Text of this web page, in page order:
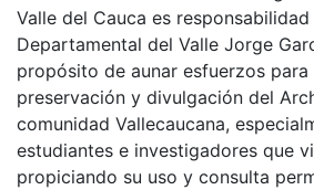
Valle del Cauca es
Departamental del Valle Jorge
propósito de aunar esfuerzos para
preservación y divulgación del
comunidad Vallecaucana,
estudiantes e investigadores que
propiciando su uso y consulta